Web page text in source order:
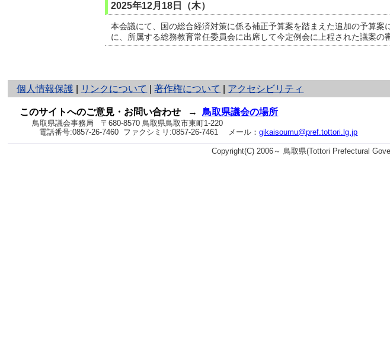
2025年12月18日（木）
本会議にて、国の総合経済対策に係る補正予算案を踏まえた追加の予算
に、所属する総務教育常任委員会に出席して今定例会に上程された議案の
個人情報保護
と
り
ネ
ッ
ト
へ
リンクについて |著作権について アクセシビリティ
このサイトへのご意見・お問い合わせ →鳥取県議会の場所
鳥取県議会事務局
〒680-8570 鳥取県鳥取市東町1-220
電話番号:0857-26-7460 ファクシミリ:0857-26-7461 メール：gikaisoumu@pref.tottori.lg.jp
Copyright(C) 2006～ 鳥取県(Tottori Prefectural